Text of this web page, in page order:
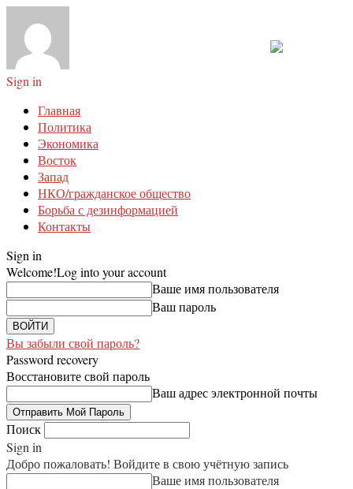
Sign in
Главная
Политика
Экономика
Восток
Запад
НКО/гражданское общество
Борьба с дезинформацией
Контакты
Sign in
Welcome!Log into your account
Ваше имя пользователя
Ваш пароль
Вы забыли свой пароль?
Password recovery
Восстановите свой пароль
Ваш адрес электронной почты
Поиск
Sign in
Добро пожаловать! Войдите в свою учётную запись
Ваше имя пользователя